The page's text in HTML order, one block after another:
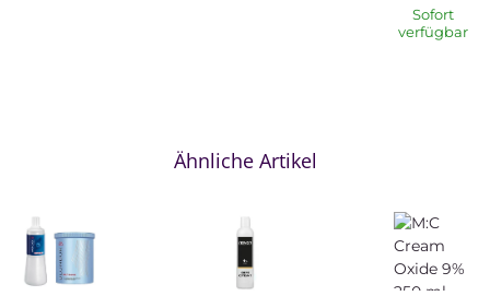
Sofort
verfügbar
Ähnliche Artikel